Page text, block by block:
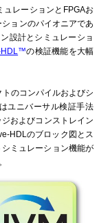
ュレーションとFPGAお
ョンのパイオニアであ
設計とシミュレーショ
™の検証機能を大幅
のコンパイルおよびシ
ユニバーサル検証手法
およびコンストレイン
HDLのブロック図とス
ミュレーション機能が